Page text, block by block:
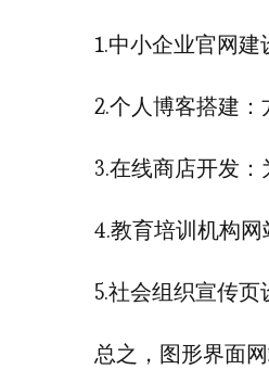
1.中小企业官网建
2.个人博客搭建：
3.在线商店开发：
4.教育培训机构
5.社会组织宣传
总之，图形界面